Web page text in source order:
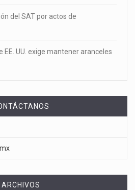
del SAT por actos de
EE. UU. exige mantener aranceles
ARCHIVOS